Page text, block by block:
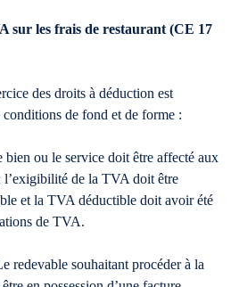
sur les frais de restaurant (CE 17
des droits à déduction est
conditions de fond et de forme :
ou le service doit être affecté aux
l’exigibilité de la TVA doit être
et la TVA déductible doit avoir été
de TVA.
redevable souhaitant procéder à la